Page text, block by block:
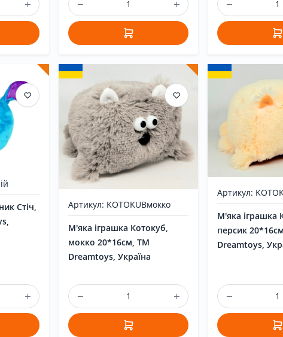
Стіч,
Артикул: KOTOKUBмокко
М'яка іграшка Котокуб,
мокко 20*16см, ТМ
Dreamtoys, Україна
Артикул:
М'яка іграшка
персик
Dreamtoys,